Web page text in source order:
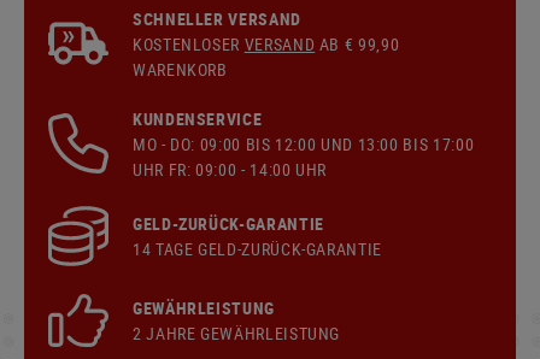
SCHNELLER VERSAND
KOSTENLOSER VERSAND AB € 99,90
WARENKORB
KUNDENSERVICE
MO - DO: 09:00 BIS 12:00 UND 13:00 BIS 17:00
UHR FR: 09:00 - 14:00 UHR
GELD-ZURÜCK-GARANTIE
14 TAGE GELD-ZURÜCK-GARANTIE
GEWÄHRLEISTUNG
2 JAHRE GEWÄHRLEISTUNG